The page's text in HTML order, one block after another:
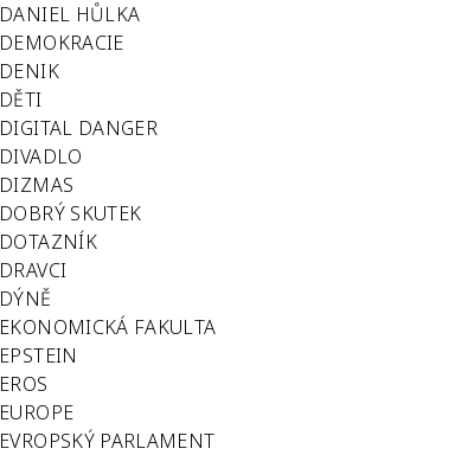
DANIEL HŮLKA
DEMOKRACIE
DENIK
DĚTI
DIGITAL DANGER
DIVADLO
DIZMAS
DOBRÝ SKUTEK
DOTAZNÍK
DRAVCI
DÝNĚ
EKONOMICKÁ FAKULTA
EPSTEIN
EROS
EUROPE
EVROPSKÝ PARLAMENT